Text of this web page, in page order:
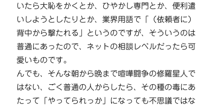
いたら大恥をかくとか、ひやかし専門とか、便利遣
いしようとしたりとか、業界用語で「（依頼者に）
背中から撃たれる」というのですが、そういうのは
普通にあったので、ネットの相談レベルだったら可
愛いものです。
んでも、そんな朝から晩まで喧嘩闘争の修羅星人で
はない、ごく普通の人からしたら、その種の毒にあ
たって「やってられっか」になっても不思議ではな